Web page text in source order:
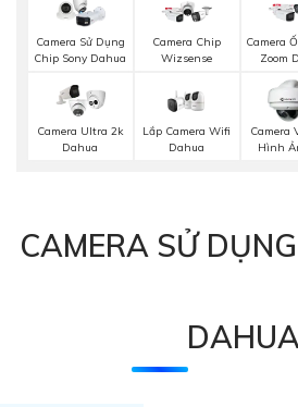
Camera Sử Dụng
Chip Sony Dahua
Camera Chip
Wizsense
Camera
Zoom
Camera Ultra 2k
Dahua
Lắp Camera Wifi
Dahua
Camera
Hình
CAMERA SỬ